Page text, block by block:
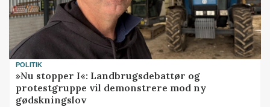
POLITIK
»Nu stopper I«: Landbrugsdebattør og
protestgruppe vil demonstrere mod ny
gødskningslov